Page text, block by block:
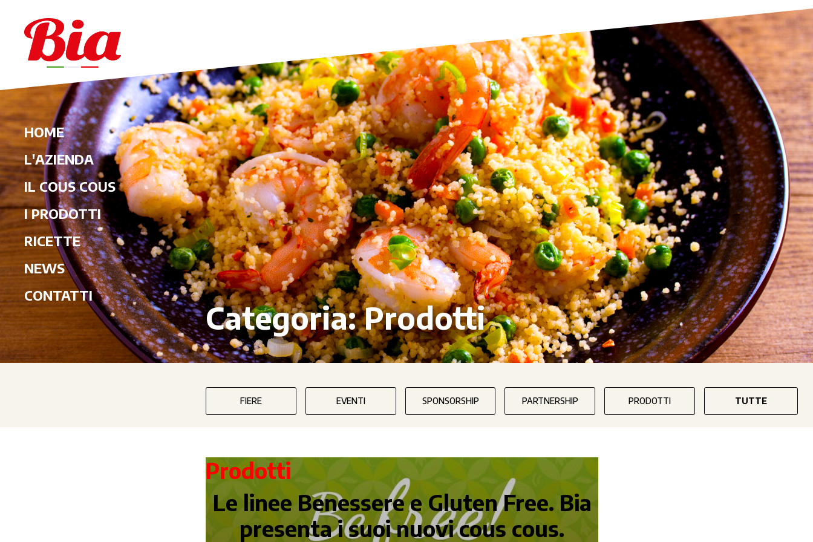
HOME
L'AZIENDA
IL COUS COUS
I PRODOTTI
RICETTE
NEWS
CONTATTI
Categoria:Prodotti
FIERE EVENTI SPONSORSHIP PARTNERSHIP PRODOTTI TUTTE
Prodotti
Le linee Benessere e Gluten Free. Bia
presenta i suoi nuovi cous cous.